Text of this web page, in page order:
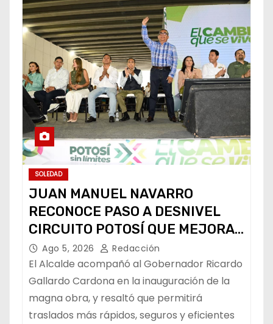
SOLEDAD
JUAN MANUEL NAVARRO
RECONOCE PASO A DESNIVEL
CIRCUITO POTOSÍ QUE MEJORA
LA MOVILIDAD METROPOLITANA
Ago 5, 2026 Redacción
El Alcalde acompañó al Gobernador Ricardo
Gallardo Cardona en la inauguración de la
magna obra, y resaltó que permitirá
traslados más rápidos, seguros y eficientes